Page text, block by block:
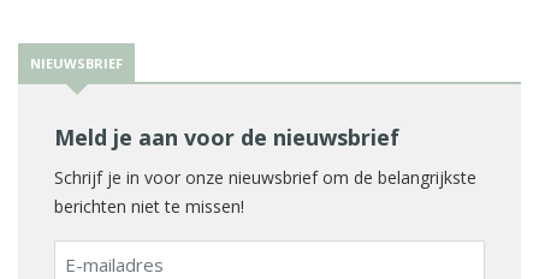
NIEUWSBRIEF
Meld je aan voor de nieuwsbrief
Schrijf je in voor onze nieuwsbrief om de belangrijkste
berichten niet te missen!
E-